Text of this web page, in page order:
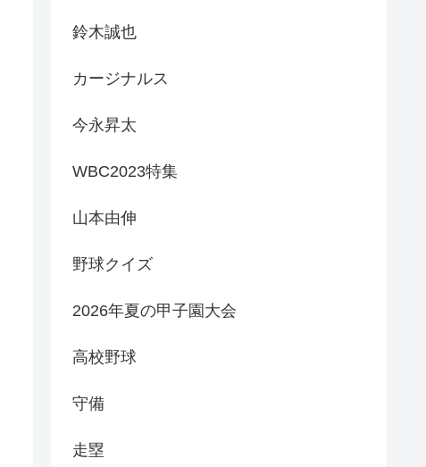
鈴木誠也
カージナルス
今永昇太
WBC2023特集
山本由伸
野球クイズ
2026年夏の甲子園大会
高校野球
守備
走塁